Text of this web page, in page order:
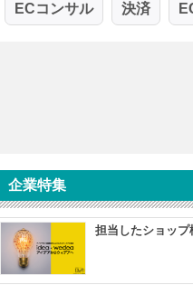
ECコンサル 決済
企業特集
担当したショップ